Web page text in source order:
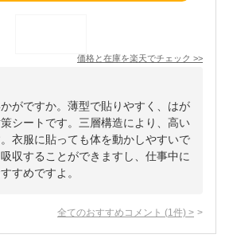
価格と在庫を楽天でチェック >>
がですか。薄型で貼りやすく、はが
シートです。三層構造により、高い
衣服に貼っても体を動かしやすいで
収することができますし、仕事中に
すめですよ。
全てのおすすめコメント (1 件) >